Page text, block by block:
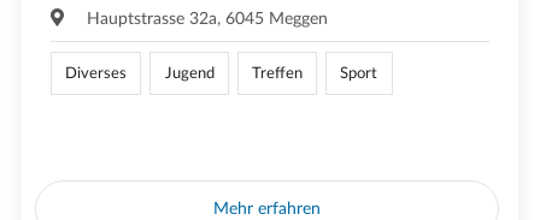
Hauptstrasse 32a, 6045 Meggen
Diverses Jugend Treffen Sport
Mehr erfahren